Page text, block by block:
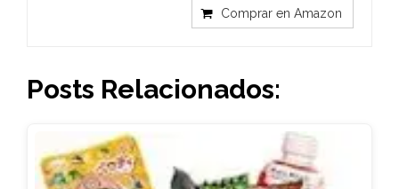
Comprar en Amazon
Posts Relacionados: